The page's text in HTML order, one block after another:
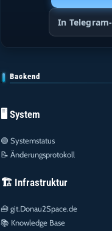
In
Backend
🖥️ System
🟢 Systemstatus
📝 Änderungsprotokoll
🏗️ Infrastruktur
🧰git.Donau2Space.de
📚 Knowledge Base